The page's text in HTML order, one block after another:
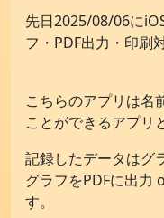
- ブログ活動
- 音楽活動
雑記
お問い合わせ
先日2025/08/06に
フ・PDF出力・印刷
こちらのアプリは名
ことができるアプリ
記録したデータはグ
グラフをPDFに出力
す。